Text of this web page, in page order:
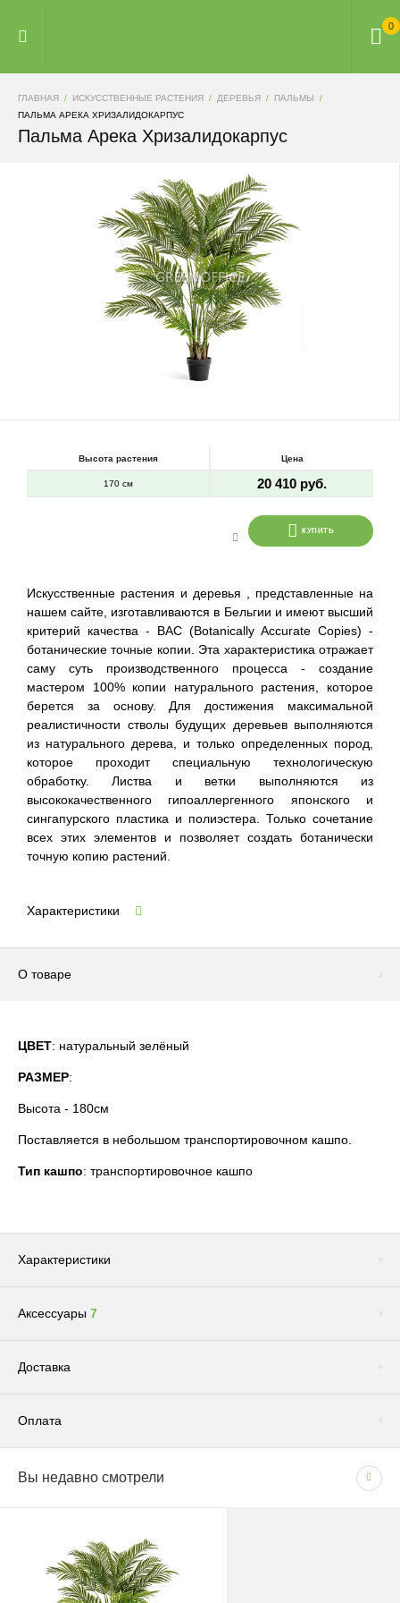
0
ГЛАВНАЯ ИСКУССТВЕННЫЕ РАСТЕНИЯ ДЕРЕВЬЯ
ПАЛЬМЫ
ПАЛЬМА АРЕКА ХРИЗАЛИДОКАРПУС
Пальма Арека Хризалидокарпус
Высота растения Цена
170 см 20 410 руб.
КУПИТЬ
Искусственные растения и деревья , представленные на
нашем сайте, изготавливаются в Бельгии и имеют высший
критерий качества - BAC (Botanically Accurate Copies) -
ботанические точные копии. Эта характеристика отражает
саму суть производственного процесса - создание
мастером 100% копии натурального растения, которое
берется за основу. Для достижения максимальной
реалистичности стволы будущих деревьев выполняются
из натурального дерева, и только определенных пород,
которое проходит специальную технологическую
обработку. Листва и ветки выполняются из
высококачественного гипоаллергенного японского и
сингапурского пластика и полиэстера. Только сочетание
всех этих элементов и позволяет создать ботанически
точную копию растений.
Характеристики
О товаре
ЦВЕТ: натуральный зелёный
РАЗМЕР:
Высота - 180см
Поставляется в небольшом транспортировочном кашпо.
Тип кашпо: транспортировочное кашпо
Характеристики
Аксессуары 7
Грунт "Эффект" универсальный для всех видов растений 5л
Доставка
Доставка — 1–2 рабочих дня после оформления
заказа; при безналичной оплате — после поступления
средств на счёт.
Оплата
СПОСОБЫ ОПЛАТЫ
- Безналичным способом на основании счета
Вы недавно смотрели